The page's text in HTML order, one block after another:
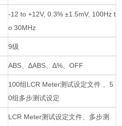
-12 to +12V, 0.3% ±1.5mV, 100Hz t
o 30MHz
9级
ABS、ΔABS、Δ%、OFF
100组LCR Meter测试设定文件 、5
0组多步测试设定
LCR Meter测试设定文件、多步测